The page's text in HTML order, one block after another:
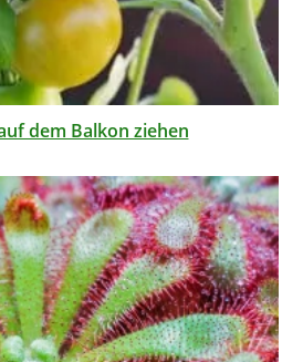
dem Balkon ziehen